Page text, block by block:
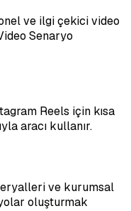
ve ilgi çekici video
Senaryo
Reels için kısa
aracı kullanır.
ve kurumsal
oluşturmak